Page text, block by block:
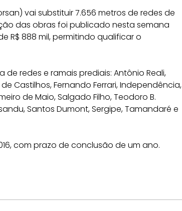
vai substituir 7.656 metros de redes de
das obras foi publicado nesta semana
R$ 888 mil, permitindo qualificar o
redes e ramais prediais: Antônio Reali,
Castilhos, Fernando Ferrari, Independência,
de Maio, Salgado Filho, Teodoro B.
Santos Dumont, Sergipe, Tamandaré e
com prazo de conclusão de um ano.